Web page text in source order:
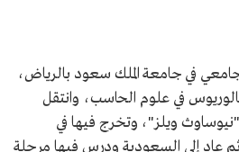
في جامعة الملك سعود بالرياض،
في علوم الحاسب، وانتقل
ويلز"، وتخرج فيها في
إلى السعودية ودرس فيها مرحلة